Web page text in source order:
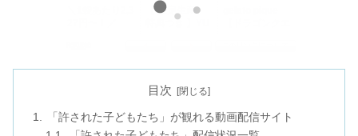
目次
「許された子どもたち」が観れる動画配信サイト